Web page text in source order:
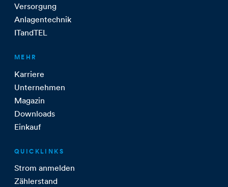
Versorgung
Anlagentechnik
ITandTEL
MEHR
Karriere
Unternehmen
Magazin
Downloads
Einkauf
QUICKLINKS
Strom anmelden
Zählerstand